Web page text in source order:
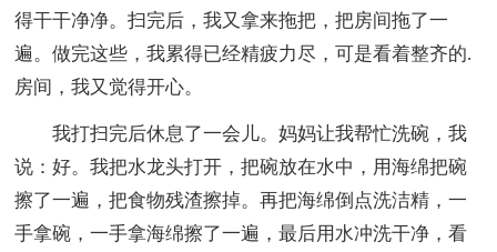
得干干净净。扫完后，我又拿来拖把，把房间拖了一
遍。做完这些，我累得已经精疲力尽，可是看着整齐的.
房间，我又觉得开心。
我打扫完后休息了一会儿。妈妈让我帮忙洗碗，我
说：好。我把水龙头打开，把碗放在水中，用海绵把碗
擦了一遍，把食物残渣擦掉。再把海绵倒点洗洁精，一
手拿碗，一手拿海绵擦了一遍，最后用水冲洗干净，看